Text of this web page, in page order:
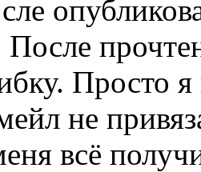
Просто я
не
всё